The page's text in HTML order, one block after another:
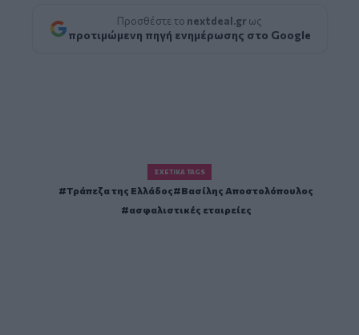
Προσθέστε το nextdeal.gr ως
προτιμώμενη πηγή ενημέρωσης στο Google
ΣΧΕΤΙΚΆ TAGS
Τράπεζα της Ελλάδος
Βασίλης Αποστολόπουλος
ασφαλιστικές εταιρείες